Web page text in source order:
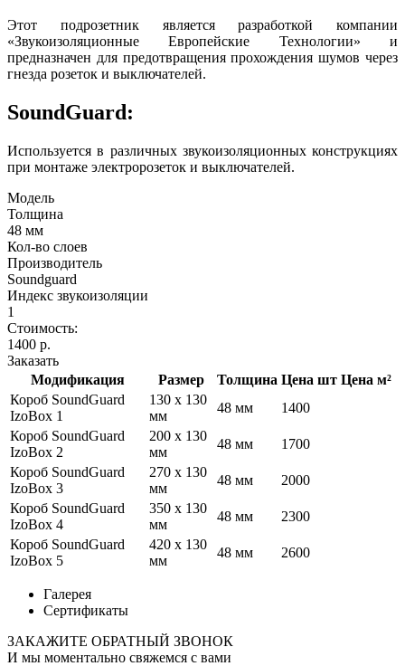
Этот подрозетник является разработкой компании
«Звукоизоляционные Европейские Технологии» и
предназначен для предотвращения прохождения шумов через
гнезда розеток и выключателей.
SoundGuard:
Используется в различных звукоизоляционных конструкциях
при монтаже электророзеток и выключателей.
Модель
Толщина
48 мм
Кол-во слоев
Производитель
Soundguard
Индекс звукоизоляции
1
Стоимость:
1400 р.
Заказать
Модификация
Размер Толщина Цена шт Цена м²
Короб SoundGuard
IzoBox 1
130 x 130
мм
48 мм
1400
Короб SoundGuard
IzoBox 2
200 x 130
мм
48 мм
1700
Короб SoundGuard
IzoBox 3
270 x 130
мм
48 мм
2000
Короб SoundGuard
IzoBox 4
350 x 130
мм
48 мм
2300
Короб SoundGuard
IzoBox 5
420 x 130
мм
48 мм 2600
Галерея
Сертификаты
ЗАКАЖИТЕ ОБРАТНЫЙ ЗВОНОК
И мы моментально свяжемся с вами